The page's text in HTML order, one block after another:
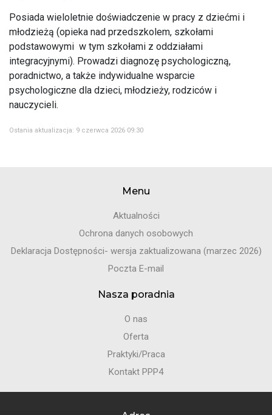
Posiada wieloletnie doświadczenie w pracy z dziećmi i
młodzieżą (opieka nad przedszkolem, szkołami
podstawowymi w tym szkołami z oddziałami
integracyjnymi). Prowadzi diagnozę psychologiczną,
poradnictwo, a także indywidualne wsparcie
psychologiczne dla dzieci, młodzieży, rodziców i
nauczycieli.
Ostania aktualizacja: 9 czerwca 2026 09:30
Menu
Aktualności
Ochrona danych osobowych
Deklaracja Dostępności- wersja zaktualizowana (marzec 2026)
Poczta E-mail
Nasza poradnia
O nas
Oferta
Praktyki/Praca
Kontakt PPP4